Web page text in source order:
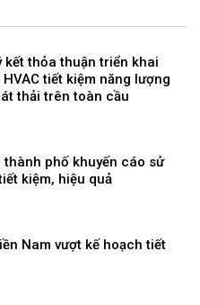
kết thỏa thuận triển khai
tiết kiệm năng lượng
thải trên toàn cầu
thành phố khuyến cáo sử
kiệm, hiệu quả
Nam vượt kế hoạch tiết